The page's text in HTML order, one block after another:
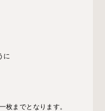
に
枚までとなります。